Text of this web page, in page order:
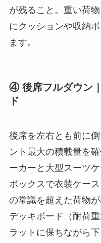
が残ること。重い荷
にクッションや収納
ます。
④ 後席フルダウン
ド
後席を左右とも前に
ント最大の積載量を
ーカーと大型スーツ
ボックスで衣装ケー
の常識を超えた荷物
デッキボード（耐荷
ラットに保ちながら